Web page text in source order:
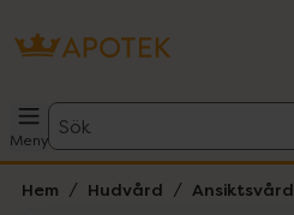
Meny
Sök
Hem Hudvård Ansiktsvård